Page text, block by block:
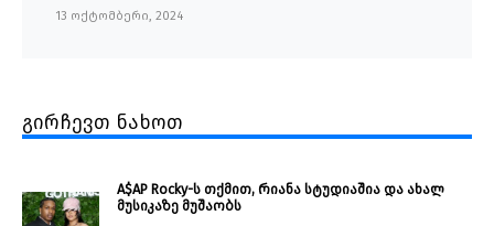
13 ოქტომბერი, 2024
გირჩევთ ნახოთ
A$AP Rocky-ს თქმით, რიანა სტუდიაშია და ახალ
მუსიკაზე მუშაობს